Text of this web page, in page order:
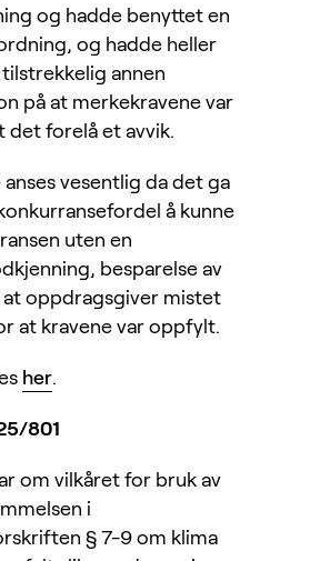
og hadde benyttet en
og hadde heller
annen
på at merkekravene var
det forelå et avvik.
vesentlig da det ga
å kunne
uten en
besparelse av
oppdragsgiver mistet
at kravene var oppfylt.
her.
801
om vilkåret for bruk av
i
§ 7-9 om klima